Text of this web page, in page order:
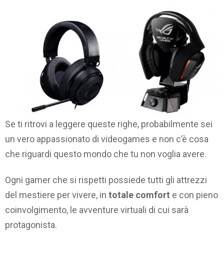
Se ti ritrovi a leggere queste righe, probabilmente sei
un vero appassionato di videogames e non c’è cosa
che riguardi questo mondo che tu non voglia avere.
Ogni gamer che si rispetti possiede tutti gli attrezzi
del mestiere per vivere, in totale comfort e con pieno
coinvolgimento, le avventure virtuali di cui sarà
protagonista.